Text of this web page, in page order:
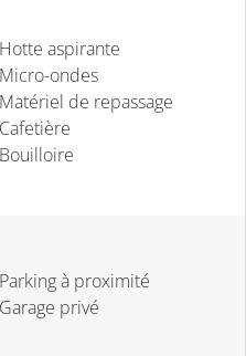
Hotte aspirante
Micro-ondes
Matériel de repassage
Cafetière
Bouilloire
Parking à proximité
Garage privé